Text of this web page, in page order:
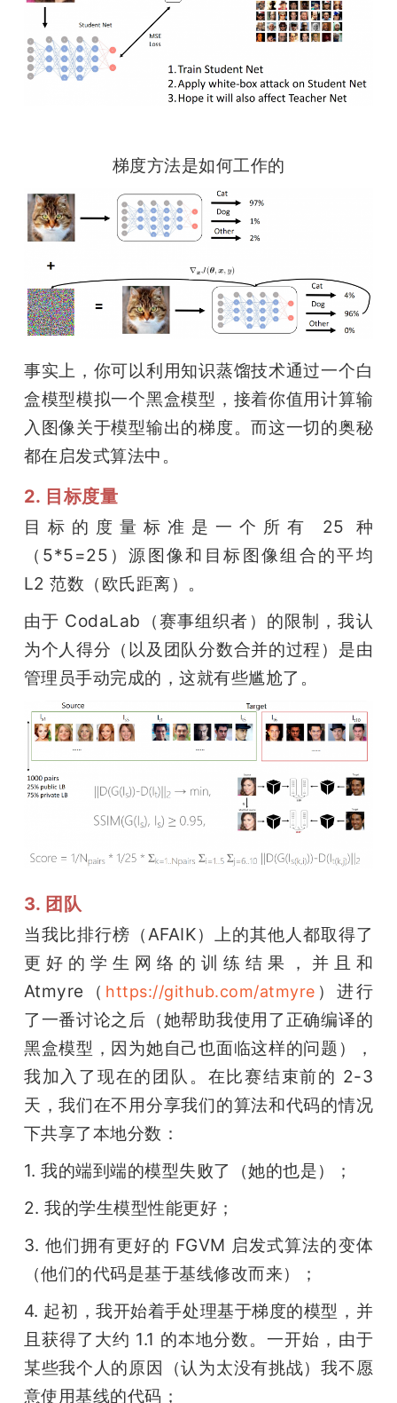
梯度方法是如何工作的
事实上，你可以利用知识蒸馏技术通过一个白
盒模型模拟一个黑盒模型，接着你值用计算输
入图像关于模型输出的梯度。而这一切的奥秘
都在启发式算法中。
2. 目标度量
目标的度量标准是一个所有 25 种
（5*5=25）源图像和目标图像组合的平均
L2 范数（欧氏距离）。
由于 CodaLab（赛事组织者）的限制，我认
为个人得分（以及团队分数合并的过程）是由
管理员手动完成的，这就有些尴尬了。
3. 团队
当我比排行榜（AFAIK）上的其他人都取得了
更好的学生网络的训练结果，并且和
Atmyre（ https://github.com/atmyre ）进行
了一番讨论之后（她帮助我使用了正确编译的
黑盒模型，因为她自己也面临这样的问题），
我加入了现在的团队。在比赛结束前的 2-3
天，我们在不用分享我们的算法和代码的情况
下共享了本地分数：
1. 我的端到端的模型失败了（她的也是）；
2. 我的学生模型性能更好；
3. 他们拥有更好的 FGVM 启发式算法的变体
（他们的代码是基于基线修改而来）；
4. 起初，我开始着手处理基于梯度的模型，并
且获得了大约 1.1 的本地分数。一开始，由于
某些我个人的原因（认为太没有挑战）我不愿
意使用基线的代码；